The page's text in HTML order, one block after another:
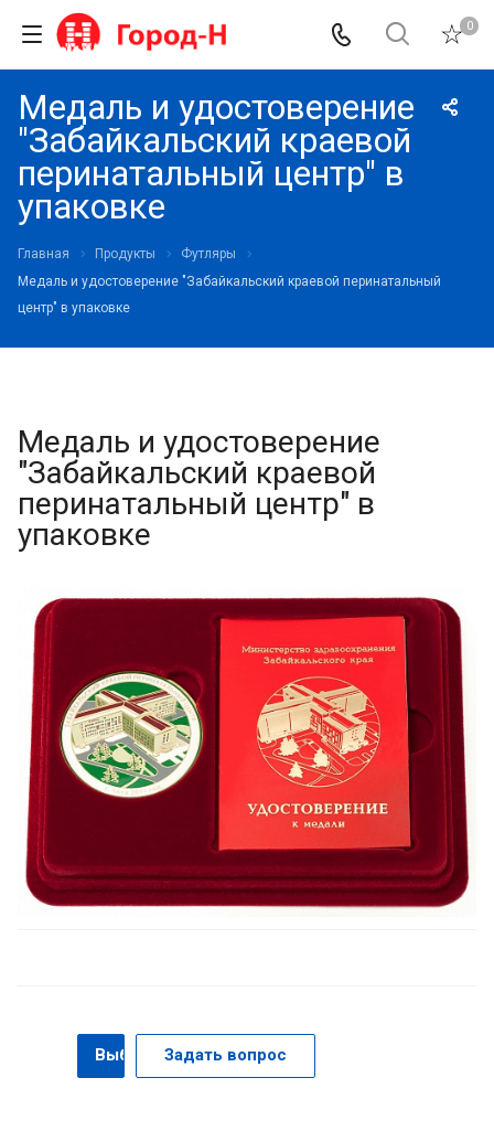
0
Медаль и удостоверение
"Забайкальский краевой
перинатальный центр" в
упаковке
Главная Продукты
Футляры
Медаль и удостоверение "Забайкальский краевой перинатальный
центр" в упаковке
Медаль и удостоверение
"Забайкальский краевой
перинатальный центр" в
упаковке
ВыбратьЗадать вопрос